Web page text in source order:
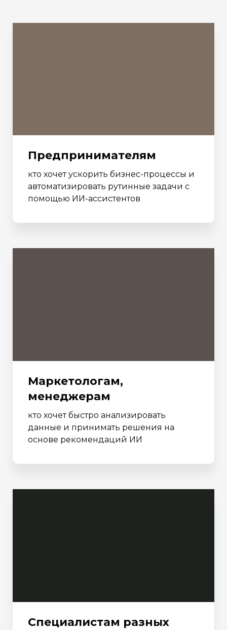
Предпринимателям
кто хочет ускорить бизнес-процессы и
автоматизировать рутинные задачи с
помощью ИИ-ассистентов
Маркетологам,
менеджерам
кто хочет быстро анализировать
данные и принимать решения на
основе рекомендаций ИИ
Специалистам разных